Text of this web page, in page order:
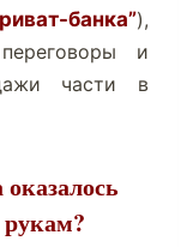
банка”),
и
части в
рукам?